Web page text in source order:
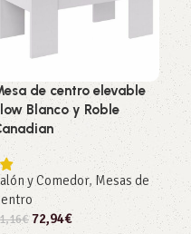
de centro elevable
Blanco y Roble
y Comedor, Mesas de
€72,94€